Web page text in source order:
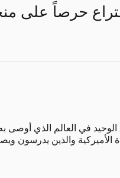
حرصاً على
الوحيد في العالم الذي
الأميركية والذين